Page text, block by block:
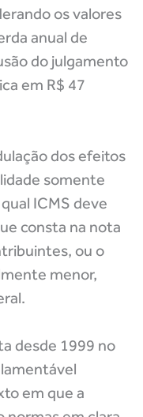
os valores
anual de
do julgamento
em R$ 47
dos efeitos
somente
ICMS deve
consta na nota
ou o
menor,
desde 1999 no
em que a